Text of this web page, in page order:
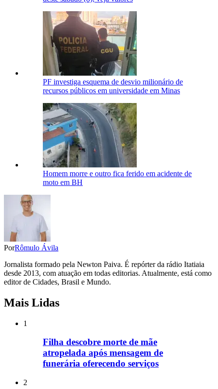
PF investiga esquema de desvio milionário de
recursos públicos em universidade em Minas
Homem morre e outro fica ferido em acidente de
moto em BH
PorRômulo Ávila
Jornalista formado pela Newton Paiva. É repórter da rádio Itatiaia
desde 2013, com atuação em todas editorias. Atualmente, está como
editor de Cidades, Brasil e Mundo.
Mais Lidas
1
Filha descobre morte de mãe
atropelada após mensagem de
funerária oferecendo serviços
2